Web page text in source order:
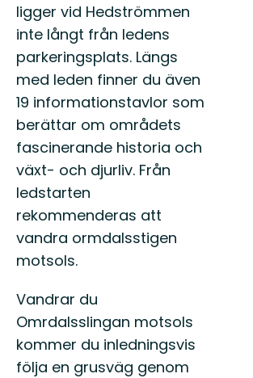
ligger vid Hedströmmen
inte långt från ledens
parkeringsplats. Längs
med leden finner du även
19 informationstavlor som
berättar om områdets
fascinerande historia och
växt- och djurliv. Från
ledstarten
rekommenderas att
vandra ormdalsstigen
motsols.
Vandrar du
Omrdalsslingan motsols
kommer du inledningsvis
följa en grusväg genom